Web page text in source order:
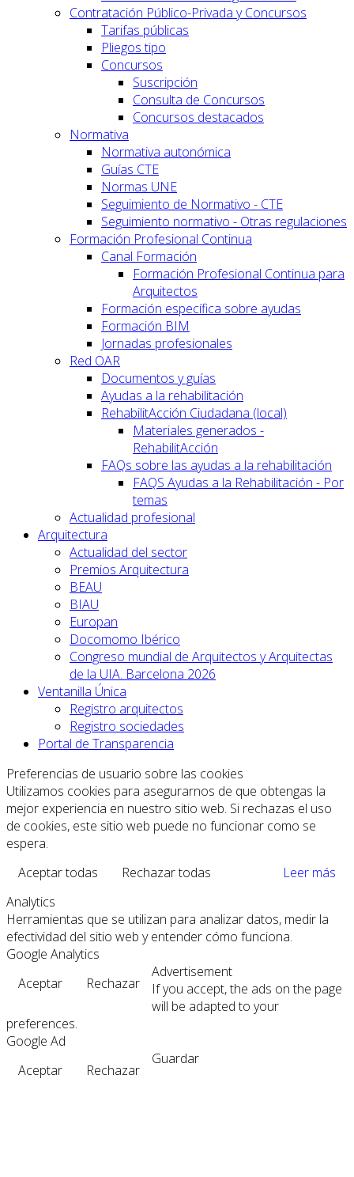
Contratación Público-Privada y Concursos
Tarifas públicas
Pliegos tipo
Concursos
Suscripción
Consulta de Concursos
Concursos destacados
Normativa
Normativa autonómica
Guías CTE
Normas UNE
Seguimiento de Normativo - CTE
Seguimiento normativo - Otras regulaciones
Formación Profesional Continua
Canal Formación
Formación Profesional Continua para
Arquitectos
Formación específica sobre ayudas
Formación BIM
Jornadas profesionales
Red OAR
Documentos y guías
Ayudas a la rehabilitación
RehabilitAcción Ciudadana (local)
Materiales generados -
RehabilitAcción
FAQs sobre las ayudas a la rehabilitación
FAQS Ayudas a la Rehabilitación - Por
temas
Actualidad profesional
Arquitectura
Actualidad del sector
Premios Arquitectura
BEAU
BIAU
Europan
Docomomo Ibérico
Congreso mundial de Arquitectos y Arquitectas
de la UIA. Barcelona 2026
Ventanilla Única
Registro arquitectos
Registro sociedades
Portal de Transparencia
Preferencias de usuario sobre las cookies
Utilizamos cookies para asegurarnos de que obtengas la
mejor experiencia en nuestro sitio web. Si rechazas el uso
de cookies, este sitio web puede no funcionar como se
espera.
Aceptar todas
Rechazar todas
Leer más
Analytics
Herramientas que se utilizan para analizar datos, medir la
efectividad del sitio web y entender cómo funciona.
Google Analytics
Aceptar
Rechazar
Advertisement
If you accept, the ads on the page
will be adapted to your
preferences.
Google Ad
Aceptar
Rechazar
Guardar